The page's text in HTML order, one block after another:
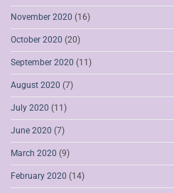
November 2020 (16)
October 2020 (20)
September 2020 (11)
August 2020 (7)
July 2020 (11)
June 2020 (7)
March 2020 (9)
February 2020 (14)